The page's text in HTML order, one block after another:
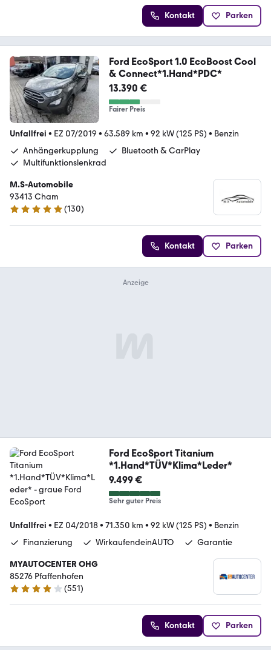
Kontakt Parken
Ford EcoSport 1.0 EcoBoost Cool
& Connect*1.Hand*PDC*
13.390 €
Fairer Preis
Unfallfrei • EZ 07/2019 • 63.589 km • 92 kW (125 PS) • Benzin
Anhängerkupplung
Bluetooth & CarPlay
Multifunktionslenkrad
M.S-Automobile
93413 Cham
4.9 Sterne
(130)
Kontakt Parken
Ford EcoSport Titanium
*1.Hand*TÜV*Klima*Leder*
9.499 €
Sehr guter Preis
Unfallfrei • EZ 04/2018• 71.350 km • 92 kW (125 PS) • Benzin
Finanzierung
WirkaufendeinAUTO Garantie
MYAUTOCENTER OHG
85276 Pfaffenhofen
4.2 Sterne
(551)
Kontakt Parken